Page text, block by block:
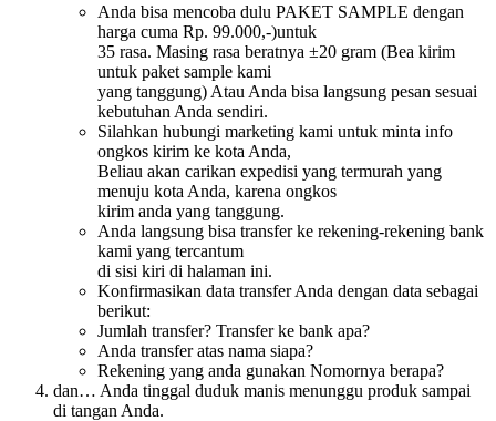
Anda bisa mencoba dulu PAKET SAMPLE dengan
harga cuma Rp. 99.000,-)untuk
35 rasa. Masing rasa beratnya ±20 gram (Bea kirim
untuk paket sample kami
yang tanggung) Atau Anda bisa langsung pesan sesuai
kebutuhan Anda sendiri.
Silahkan hubungi marketing kami untuk minta info
ongkos kirim ke kota Anda,
Beliau akan carikan expedisi yang termurah yang
menuju kota Anda, karena ongkos
kirim anda yang tanggung.
Anda langsung bisa transfer ke rekening-rekening bank
kami yang tercantum
di sisi kiri di halaman ini.
Konfirmasikan data transfer Anda dengan data sebagai
berikut:
Jumlah transfer? Transfer ke bank apa?
Anda transfer atas nama siapa?
Rekening yang anda gunakan Nomornya berapa?
dan… Anda tinggal duduk manis menunggu produk sampai
di tangan Anda.